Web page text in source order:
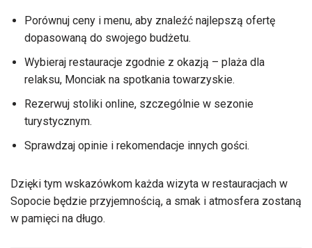
Porównuj ceny i menu, aby znaleźć najlepszą ofertę
dopasowaną do swojego budżetu.
Wybieraj restauracje zgodnie z okazją – plaża dla
relaksu, Monciak na spotkania towarzyskie.
Rezerwuj stoliki online, szczególnie w sezonie
turystycznym.
Sprawdzaj opinie i rekomendacje innych gości.
Dzięki tym wskazówkom każda wizyta w restauracjach w
Sopocie będzie przyjemnością, a smak i atmosfera zostaną
w pamięci na długo.